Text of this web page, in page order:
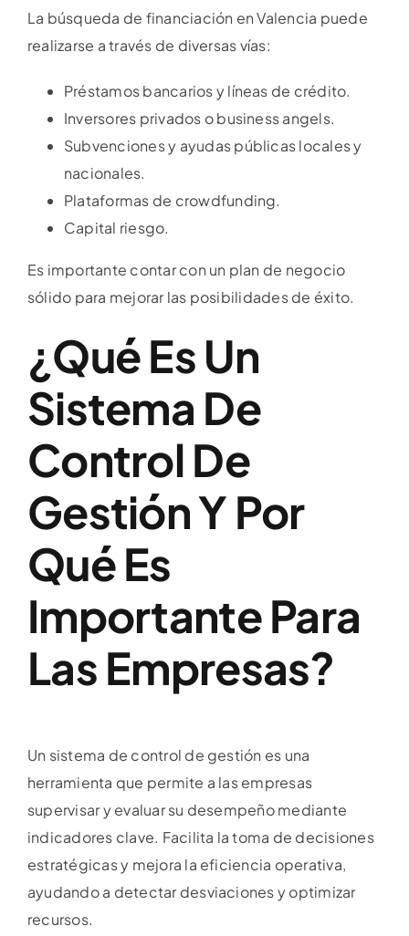
La búsqueda de financiación en Valencia puede
realizarse a través de diversas vías:
Préstamos bancarios y líneas de crédito.
Inversores privados o business angels.
Subvenciones y ayudas públicas locales y
nacionales.
Plataformas de crowdfunding.
Capital riesgo.
Es importante contar con un plan de negocio
sólido para mejorar las posibilidades de éxito.
¿Qué Es Un
Sistema De
Control De
Gestión Y Por
Qué Es
Importante Para
Las Empresas?
Un sistema de control de gestión es una
herramienta que permite a las empresas
supervisar y evaluar su desempeño mediante
indicadores clave. Facilita la toma de decisiones
estratégicas y mejora la eficiencia operativa,
ayudando a detectar desviaciones y optimizar
recursos.